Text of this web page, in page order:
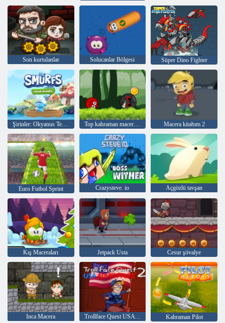
Son kurtulanlar Solucanlar Bölgesi Süper Dino Fighter
Şirinler: Okyanus Temizleme Top kahraman macera: kırmızı zıplama topu Macera kitabım 2
Euro Futbol Sprint Crazysteve. io Açgözlü tavşan
Kış Maceraları Jetpack Usta Cesur şövalye
Inca Macera Trollface Quest USA Macera 2 Kahraman Pilot